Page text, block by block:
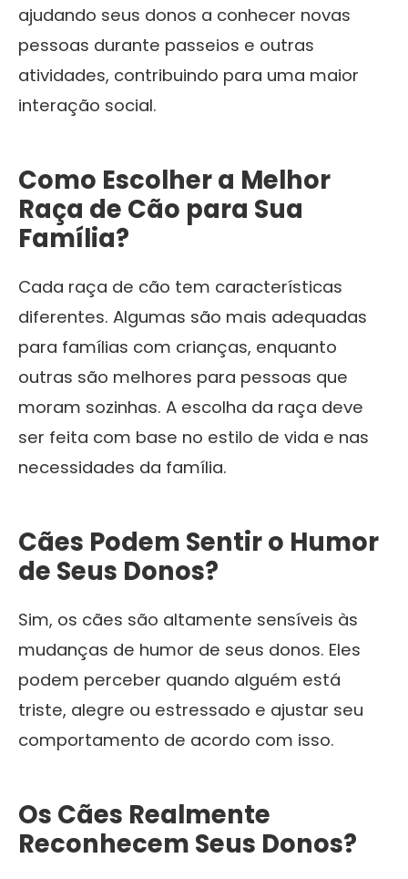
ajudando seus donos a conhecer novas
pessoas durante passeios e outras
atividades, contribuindo para uma maior
interação social.
Como Escolher a Melhor
Raça de Cão para Sua
Família?
Cada raça de cão tem características
diferentes. Algumas são mais adequadas
para famílias com crianças, enquanto
outras são melhores para pessoas que
moram sozinhas. A escolha da raça deve
ser feita com base no estilo de vida e nas
necessidades da família.
Cães Podem Sentir o Humor
de Seus Donos?
Sim, os cães são altamente sensíveis às
mudanças de humor de seus donos. Eles
podem perceber quando alguém está
triste, alegre ou estressado e ajustar seu
comportamento de acordo com isso.
Os Cães Realmente
Reconhecem Seus Donos?